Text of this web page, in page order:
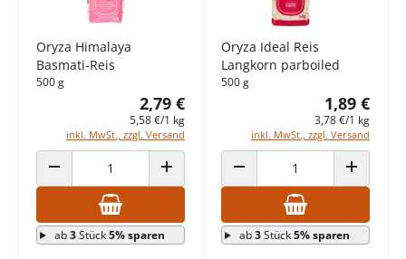
Oryza Himalaya
Basmati-Reis
500 g
2,79 €
5,58 €/1 kg
inkl. MwSt., zzgl. Versand
ANZAHL VERRINGERN ANZAHL ERHÖHEN
ab3Stück5% sparen
Oryza Ideal Reis
Langkorn parboiled
500 g
1,89 €
3,78 €/1 kg
inkl. MwSt., zzgl. Versand
ANZAHL VERRINGERN ANZAHL
ab3Stück5% sparen